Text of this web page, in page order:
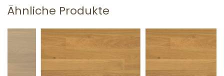
Ähnliche Produkte